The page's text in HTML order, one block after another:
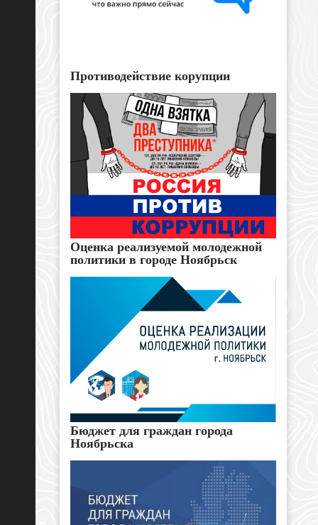
Противодействие корупции
Оценка реализуемой молодежной
политики в городе Ноябрьск
Бюджет для граждан города
Ноябрьска